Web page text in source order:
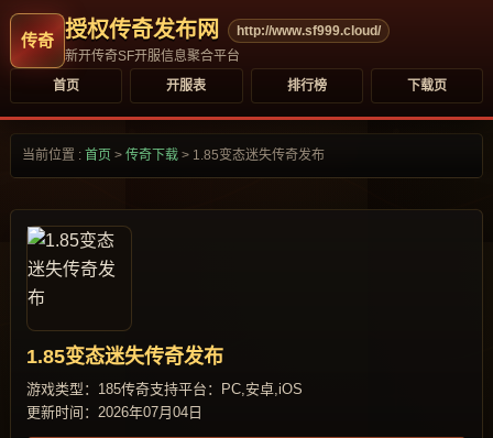
授权传奇发布网
http://www.sf999.cloud/
新开传奇SF开服信息聚合平台
首页
开服表 排行榜 下载页
当前位置 : 首页 > 传奇下载 > 1.85变态迷失传奇发布
1.85变态迷失传奇发布
游戏类型：185传奇支持平台：PC,安卓,iOS
更新时间：2026年07月04日